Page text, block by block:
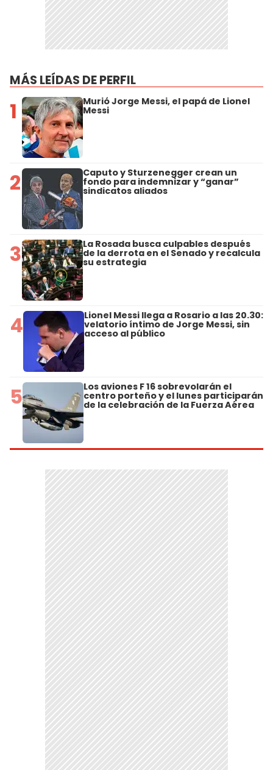
MÁS LEÍDAS DE PERFIL
1 Murió Jorge Messi, el papá de Lionel
Messi
2 Caputo y Sturzenegger crean un
fondo para indemnizar y “ganar”
sindicatos aliados
3 La Rosada busca culpables después
de la derrota en el Senado y recalcula
su estrategia
4 Lionel Messi llega a Rosario a las 20.30:
velatorio íntimo de Jorge Messi, sin
acceso al público
5 Los aviones F 16 sobrevolarán el
centro porteño y el lunes participarán
de la celebración de la Fuerza Aérea